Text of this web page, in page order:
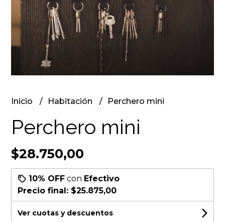
Inicio Habitación Perchero mini
Perchero mini
$28.750,00
10% OFF con Efectivo
Precio final: $25.875,00
Ver cuotas y descuentos